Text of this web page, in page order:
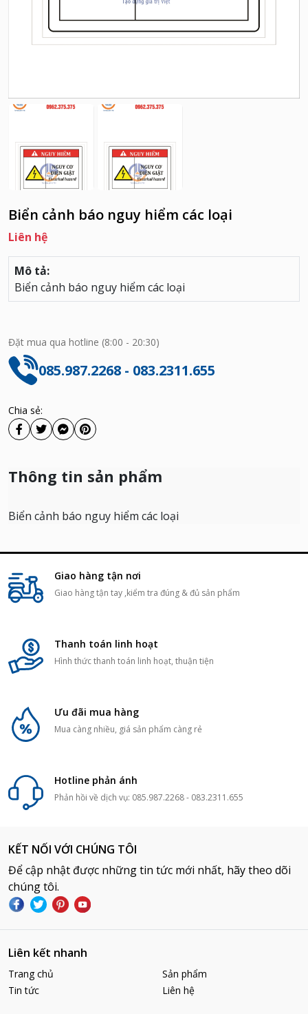
Biển cảnh báo nguy hiểm các loại
Liên hệ
Mô tả:
Biển cảnh báo nguy hiểm các loại
Đặt mua qua hotline (8:00 - 20:30)
085.987.2268 - 083.2311.655
Chia sẻ:
Thông tin sản phẩm
Biển cảnh báo nguy hiểm các loại
Giao hàng tận nơi
Giao hàng tận tay ,kiểm tra đúng & đủ sản phẩm
Thanh toán linh hoạt
Hình thức thanh toán linh hoạt, thuận tiện
Ưu đãi mua hàng
Mua càng nhiều, giá sản phẩm càng rẻ
Hotline phản ánh
Phản hồi về dịch vụ: 085.987.2268 - 083.2311.655
KẾT NỐI VỚI CHÚNG TÔI
Để cập nhật được những tin tức mới nhất, hãy theo dõi
chúng tôi.
Liên kết nhanh
Trang chủ
Sản phẩm
Tin tức
Liên hệ